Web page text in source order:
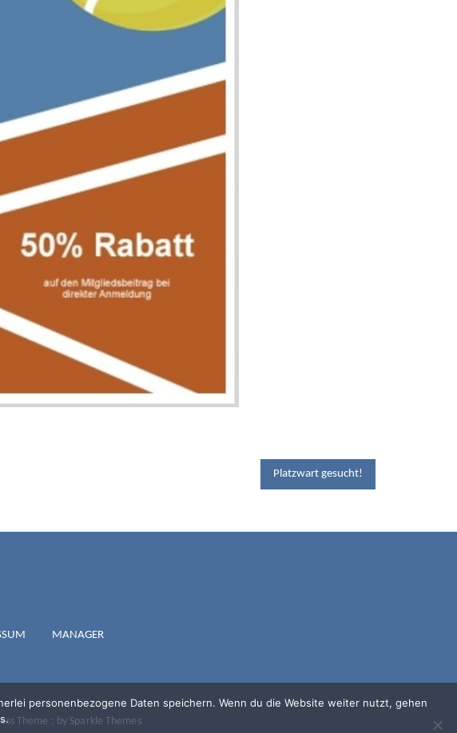
Platzwart gesucht!
E.V.
MANAGER
Theme : by Sparkle Themes
personenbezogene Daten speichern. Wenn du die Website weiter nutzt, gehen